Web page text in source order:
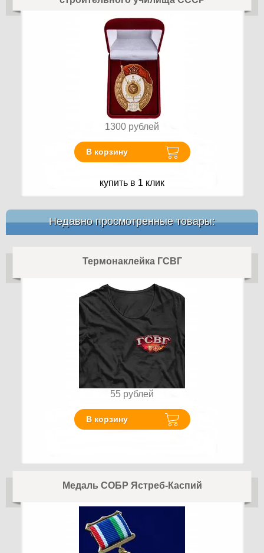
1300 рублей
В корзину
купить в 1 клик
Недавно просмотренные товары:
Термонаклейка ГСВГ
55 рублей
В корзину
Медаль СОБР Ястреб-Каспий